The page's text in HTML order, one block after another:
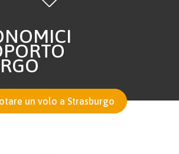
un volo a Strasburgo